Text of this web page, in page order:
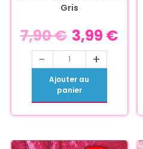
Gris
7,90€ 3,99 €
- +
Ajouter au
panier